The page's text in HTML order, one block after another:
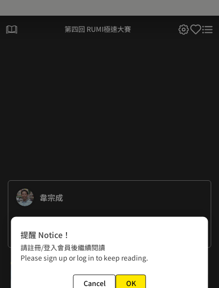
第四回 RUMI極速大賽
韋宗成
轟隆隆隆隆！有這種系統的話考駕照模擬就很方便了！
下一話
提醒 Notice！
請註冊/登入會員後繼續閱讀
Please sign up or log in to keep reading.
Cancel OK